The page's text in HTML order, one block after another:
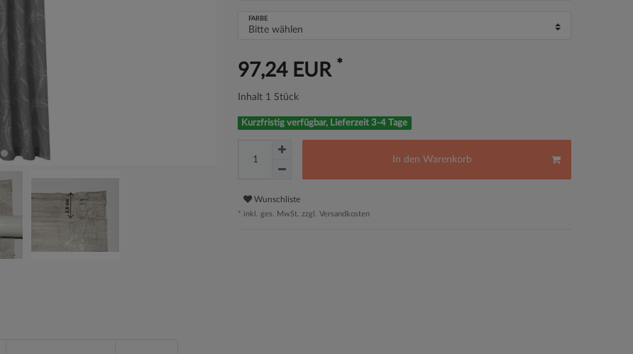
FARBE
97,24 EUR *
Inhalt 1 Stück
Kurzfristig verfügbar, Lieferzeit 3-4 Tage
In den Warenkorb
Wunschliste
* inkl. ges. MwSt. zzgl. Versandkosten